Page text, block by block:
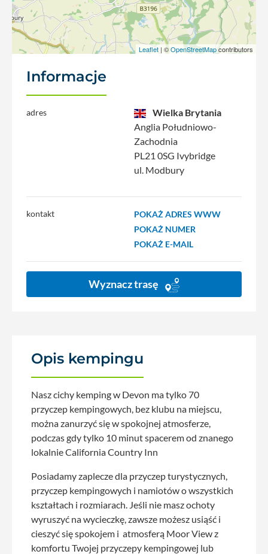
Leaflet | ©OpenStreetMapcontributors
Informacje
adres
Wielka Brytania
Anglia Południowo-
Zachodnia
PL21 0SG Ivybridge
ul. Modbury
kontakt
POKAŻ ADRES WWW
POKAŻ NUMER
POKAŻ E-MAIL
Wyznacz trasę
Opis kempingu
Nasz cichy kemping w Devon ma tylko 70
przyczep kempingowych, bez klubu na miejscu,
można zanurzyć się w spokojnej atmosferze,
podczas gdy tylko 10 minut spacerem od znanego
lokalnie California Country Inn
Posiadamy zaplecze dla przyczep turystycznych,
przyczep kempingowych i namiotów o wszystkich
kształtach i rozmiarach. Jeśli nie masz ochoty
wyruszyć na wycieczkę, zawsze możesz usiąść i
cieszyć się spokojem i atmosferą Moor View z
komfortu Twojej przyczepy kempingowej lub